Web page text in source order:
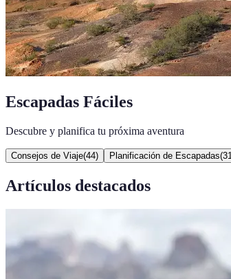
Escapadas Fáciles
Descubre y planifica tu próxima aventura
Consejos de Viaje(44) Planificación de Escapadas(31
Artículos destacados